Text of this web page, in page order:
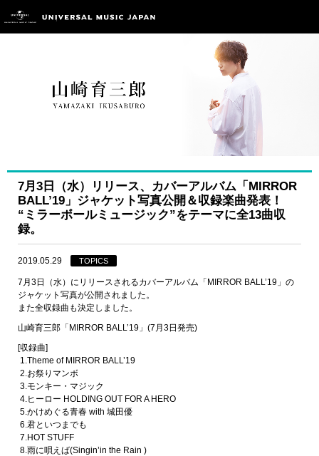
7月3日（水）リリース、カバーアルバム「MIRROR
BALL’19」ジャケット写真公開＆収録楽曲発表！
“ミラーボールミュージック”をテーマに全13曲収
録。
2019.05.29 TOPICS
7月3日（水）にリリースされるカバーアルバム「MIRROR BALL’19」の
ジャケット写真が公開されました。
また全収録曲も決定しました。
山崎育三郎「MIRROR BALL’19」(7月3日発売)
[収録曲]
1.Theme of MIRROR BALL’19
2.お祭りマンボ
3.モンキー・マジック
4.ヒーロー HOLDING OUT FOR A HERO
5.かけめぐる青春 with 城田優
6.君といつまでも
7.HOT STUFF
8.雨に唄えば(Singin’in the Rain )